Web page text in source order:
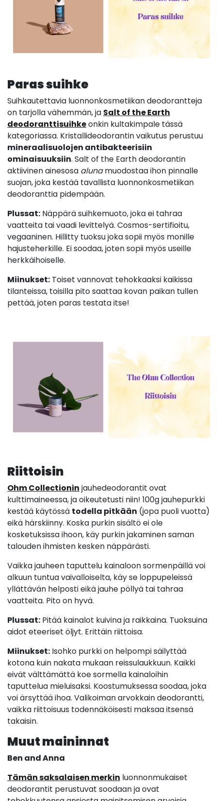
Paras suihke
Suihkautettavia luonnonkosmetiikan deodorantteja
on tarjolla vähemmän, ja Salt of the Earth
deodoranttisuihkeonkin kultakimpale tässä
kategoriassa. Kristallideodorantin vaikutus perustuu
mineraalisuolojen antibakteerisiin
ominaisuuksiin. Salt of the Earth deodorantin
aktiivinen ainesosa alunamuodostaa ihon pinnalle
suojan, joka kestää tavallista luonnonkosmetiikan
deodoranttia pidempään.
Plussat: Näppärä suihkemuoto, joka ei tahraa
vaatteita tai vaadi levittelyä. Cosmos-sertifioitu,
vegaaninen. Hillitty tuoksu joka sopii myös monille
hajusteherkille. Ei soodaa, joten sopii myös useille
herkkäihoiselle.
Miinukset: Toiset vannovat tehokkaaksi kaikissa
tilanteissa, toisilla pito saattaa kovan paikan tullen
pettää, joten paras testata itse!
Riittoisin
Ohm Collectionin jauhedeodorantit ovat
kulttimaineessa, ja oikeutetusti niin! 100g jauhepurkki
kestää käytössä todella pitkään (jopa puoli vuotta)
eikä härskiinny. Koska purkin sisältö ei ole
kosketuksissa ihoon, käy purkin jakaminen saman
talouden ihmisten kesken näppärästi.
Vaikka jauheen taputtelu kainaloon sormenpäillä voi
alkuun tuntua vaivalloiselta, käy se loppupeleissä
yllättävän helposti eikä jauhe pöllyä tai tahraa
vaatteita. Pito on hyvä.
Plussat: Pitää kainalot kuivina ja raikkaina. Tuoksuina
aidot eteeriset öljyt. Erittäin riittoisa.
Miinukset: Isohko purkki on helpompi säilyttää
kotona kuin nakata mukaan reissulaukkuun. Kaikki
eivät välttämättä koe sormella kainaloihin
taputtelua mieluisaksi. Koostumuksessa soodaa, joka
voi ärsyttää ihoa. Valikoiman arvokkain deodorantti,
vaikka riittoisuus todennäköisesti maksaa itsensä
takaisin.
Muut maininnat
Ben and Anna
Tämän saksalaisen merkin luonnonmukaiset
deodorantit perustuvat soodaan ja ovat